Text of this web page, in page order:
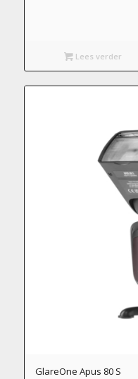
Lees verder
GlareOne Apus 80 S